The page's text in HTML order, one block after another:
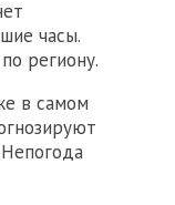
часы.
региону.
в самом